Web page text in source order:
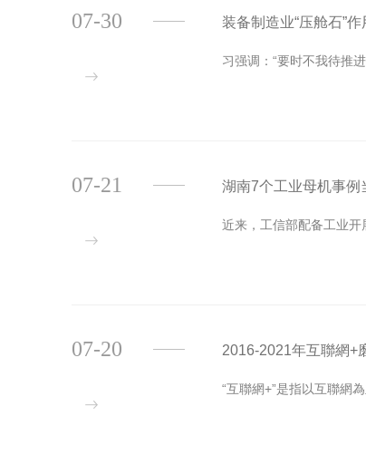
装备制造业“压舱石”
习强调：“要时不我待推
07-30
湖南7个工业母机事例
近来，工信部配备工业开
07-21
2016-2021年互聯網+
“互聯網+”是指以互聯網
07-20